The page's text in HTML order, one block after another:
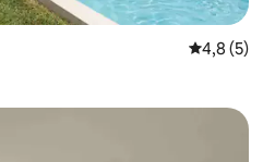
4,8 (5)